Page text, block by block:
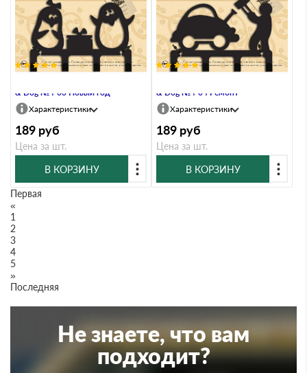
& Dog №4-03 Новый год
Характеристики
189 руб
Цена за шт.
В КОРЗИНУ
& Dog №4-04 Ремонт
Характеристики
189 руб
Цена за шт.
В КОРЗИНУ
Первая
«
1
2
3
4
5
»
Последняя
Не знаете, что вам
подходит?